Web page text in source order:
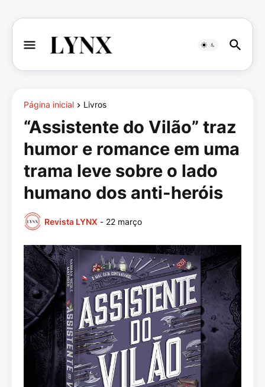
Página inicial Livros
“Assistente do Vilão” traz
humor e romance em uma
trama leve sobre o lado
humano dos anti-heróis
Revista LYNX - 22 março